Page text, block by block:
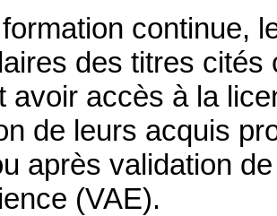
continue,
des titres cités
avoir accès à la
de leurs acquis
après validation
(VAE).